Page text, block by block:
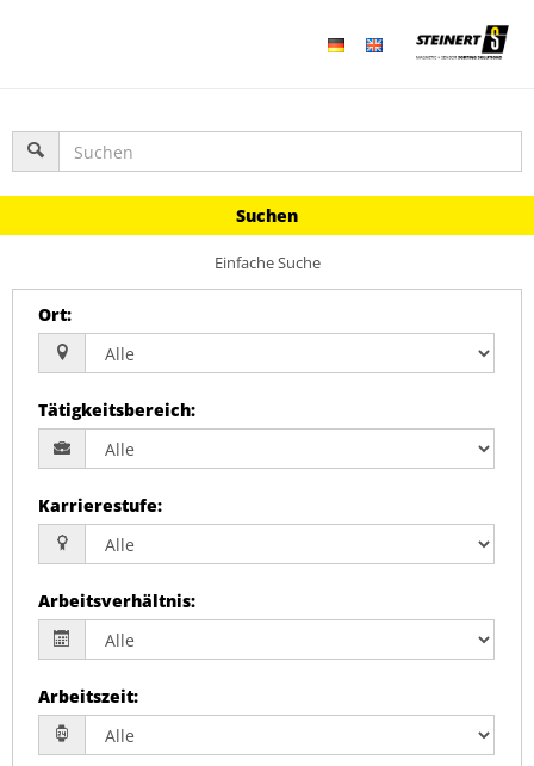
Suchen
Einfache Suche
Ort:
Tätigkeitsbereich:
Karrierestufe:
Arbeitsverhältnis:
Arbeitszeit: